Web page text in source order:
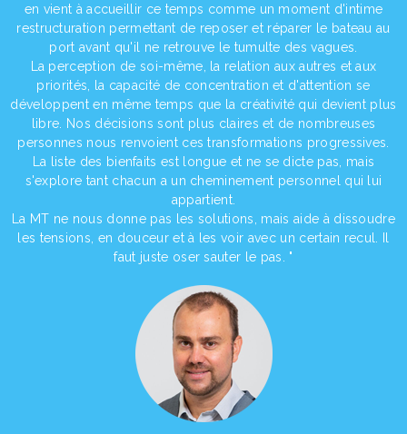
en vient à accueillir ce temps comme un moment d'intime
restructuration permettant de reposer et réparer le bateau au
port avant qu'il ne retrouve le tumulte des vagues.
La perception de soi-même, la relation aux autres et aux
priorités, la capacité de concentration et d'attention se
développent en même temps que la créativité qui devient plus
libre. Nos décisions sont plus claires et de nombreuses
personnes nous renvoient ces transformations progressives.
La liste des bienfaits est longue et ne se dicte pas, mais
s'explore tant chacun a un cheminement personnel qui lui
appartient.
La MT ne nous donne pas les solutions, mais aide à dissoudre
les tensions, en douceur et à les voir avec un certain recul. Il
faut juste oser sauter le pas. "